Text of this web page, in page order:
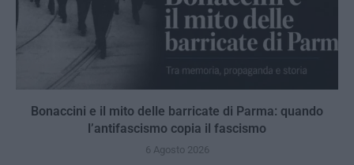
Bonaccini e il mito delle barricate di Parma: quando
l’antifascismo copia il fascismo
6 Agosto 2026